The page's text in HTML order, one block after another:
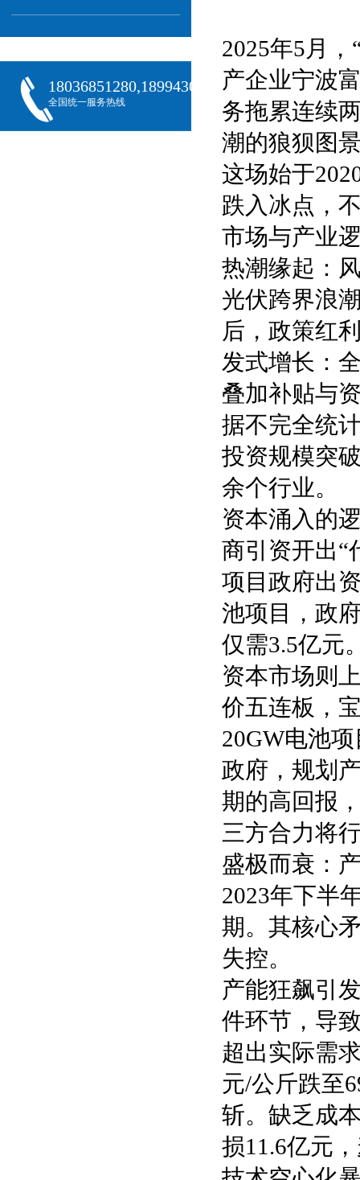
18036851280,18994301288,18068407382
全国统一服务热线
2025年5月
产企业宁波
务拖累连续
潮的狼狈图
这场始于
跌入冰点，
市场与产业
热潮缘起：
光伏跨界浪
后，政策红
发式增长：
叠加补贴与
据不完全统
投资规模突
余个行业。
资本涌入的
商引资开出“
项目政府出
池项目，政
仅需3.5亿元
资本市场则
价五连板，
20GW电池
政府，规划
期的高回报
三方合力将
盛极而衰：
2023年下半
期。其核心
失控。
产能狂飙引
件环节，导
超出实际需
元/公斤跌至
斩。缺乏成
损11.6亿元